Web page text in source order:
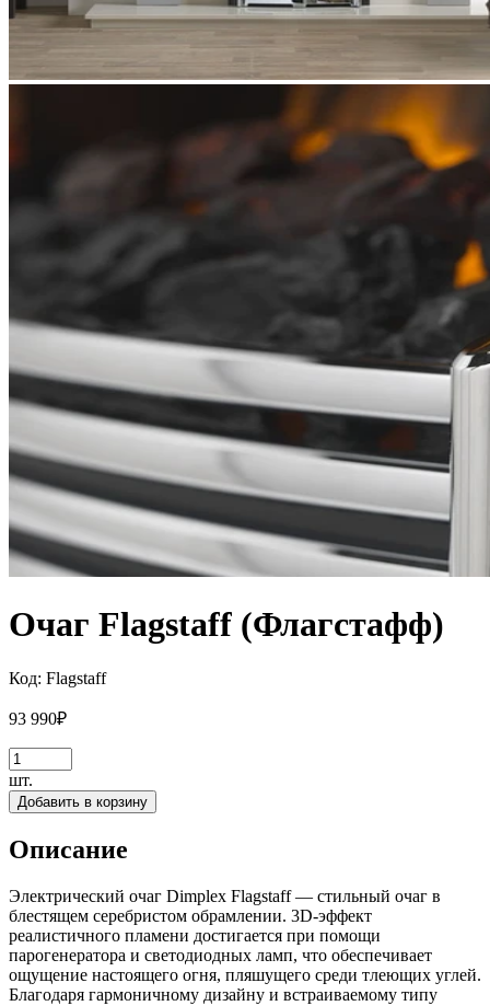
Очаг Flagstaff (Флагстафф)
Код: Flagstaff
93 990₽
шт.
Добавить в корзину
Описание
Электрический очаг Dimplex Flagstaff — стильный очаг в
блестящем серебристом обрамлении. 3D-эффект
реалистичного пламени достигается при помощи
парогенератора и светодиодных ламп, что обеспечивает
ощущение настоящего огня, пляшущего среди тлеющих углей.
Благодаря гармоничному дизайну и встраиваемому типу